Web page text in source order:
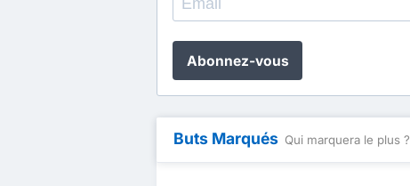
Abonnez-vous
Buts Marqués Qui marquera le plus ?